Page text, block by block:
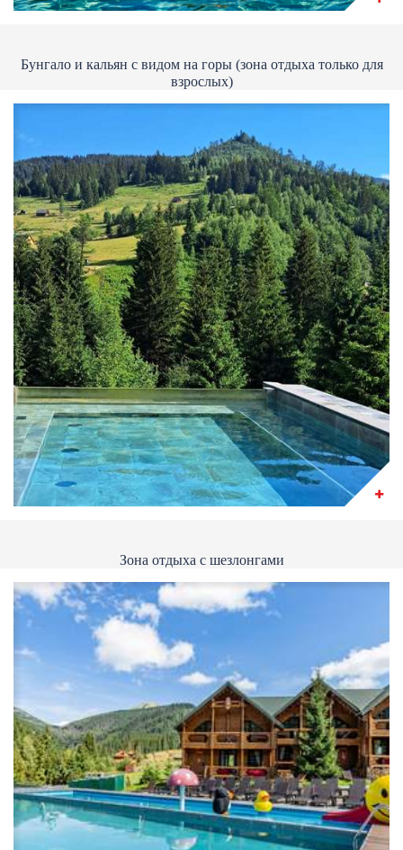
Бунгало и кальян с видом на горы (зона отдыха только для
взрослых)
Зона отдыха с шезлонгами